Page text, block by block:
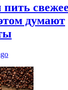
пить
думают